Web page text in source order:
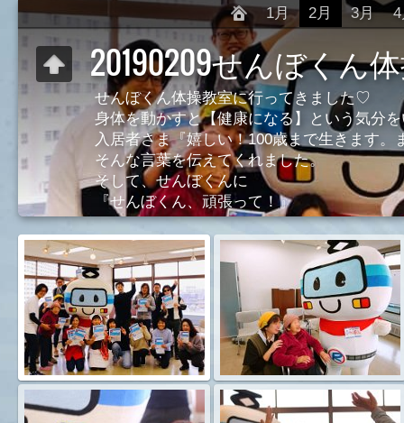
1月 2月 3月
20190209せんぼくん
せんぼくん体操教室に行ってきました♡
身体を動かすと【健康になる】という気分
入居者さま『嬉しい！100歳まで生きます。
そんな言葉を伝えてくれました。
そして、せんぼくんに
『せんぼくん、頑張って！』
とずっとエールをおくっていました。